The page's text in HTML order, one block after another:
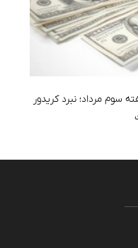
سوم مرداد؛ نبرد کریدور